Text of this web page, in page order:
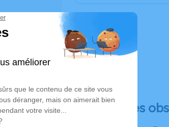
Déroulé des